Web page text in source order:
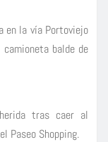
en la vía Portoviejo
balde de
tras caer al
Paseo Shopping.